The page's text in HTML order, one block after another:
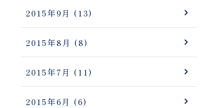
2015年9月 (13)
2015年8月 (8)
2015年7月 (11)
2015年6月 (6)